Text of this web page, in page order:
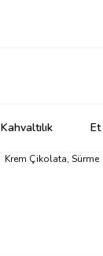
Kahvaltılık
Krem Çikolata, Sürme